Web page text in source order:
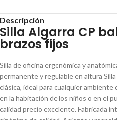
Descripción
Silla Algarra CP
brazos fijos
Silla de oficina ergonómica y
permanente y regulable en altura
clásica, ideal para cualquier ambiente
en la habitación de los niños o en el
calidad precio excelente. Fabricada